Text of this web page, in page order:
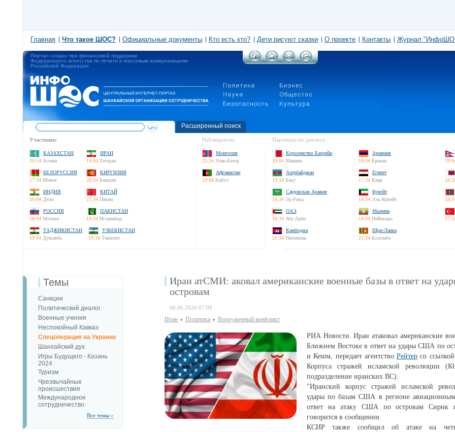
Главная Что такое ШОС? Официальные документы Кто есть кто? Дети рисуют сказки О проекте Контакты Журнал
Портал создан при финансовой поддержке
Федерального агентства по печати и массовым коммуникациям
Российской Федерации
Расширенный поиск
Участники:
КАЗАХСТАН
20:34 Астана
ИРАН
19:04 Тегеран
БЕЛОРУССИЯ
17:34 Минск
КИРГИЗИЯ
20:34 Бишкек
ИНДИЯ
20:04 Дели
КИТАЙ
22:34 Пекин
РОССИЯ
18:34 Москва
ПАКИСТАН
19:34 Исламабад
ТАДЖИКИСТАН
19:34 Душанбе
УЗБЕКИСТАН
19:34 Ташкент
Наблюдатели:
Монголия
22:34 Улан-Батор
Афганистан
19:04 Кабул
Партнеры по диалогу:
Королевство Бахрейн
19:04 Манама
Армения
19:04 Ереван
Азербайджан
19:34 Баку
Египет
17:34 Каир
Саудовская Аравия
18:34 Эр-Рияд
Кувейт
18:34 Эль-Кувейт
ОАЭ
18:34 Абу-Даби
Мьянма
18:34 Нейпьидо
Камбоджа
21:34 Пномпень
Шри-Ланка
21:34 Коломбо
Темы
Санкции
Политический диалог
Военные учения
Неспокойный Кавказ
Спецоперация на Украине
Шанхайский дух
Игры Будущего - Казань
2024
Туризм
Чрезвычайные
происшествия
Международное
сотрудничество
Все темы »
Иран атСМИ: аковал американские военные базы в ответ на
островам
06.06.2026 07:08
Иран Политика Вооруженный конфликт
РИА Новости. Иран атаковал американские
Ближнем Востоке в ответ на удары США по
и Кешм, передает агентство Рейтер со
Корпуса стражей исламской революции
подразделение иранских ВС).
"Иранский корпус стражей исламской
удары по базам США в регионе
ответ на атаку США по островам
говорится в сообщении.
КСИР также сообщил об атаке на